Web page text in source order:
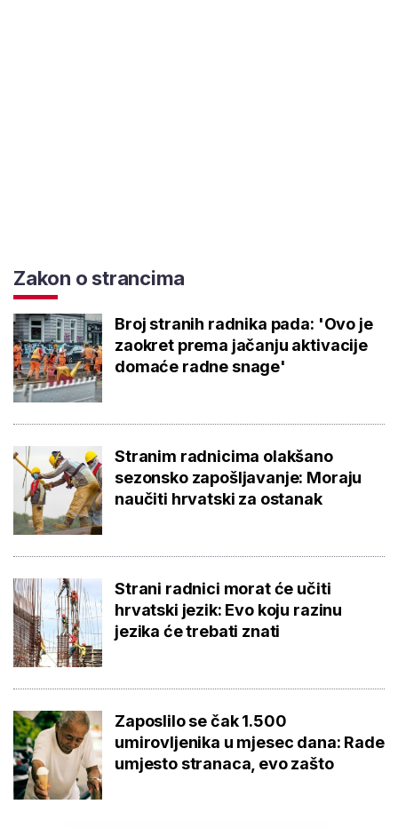
Zakon o strancima
Broj stranih radnika pada: 'Ovo je
zaokret prema jačanju aktivacije
domaće radne snage'
Stranim radnicima olakšano
sezonsko zapošljavanje: Moraju
naučiti hrvatski za ostanak
Strani radnici morat će učiti
hrvatski jezik: Evo koju razinu
jezika će trebati znati
Zaposlilo se čak 1.500
umirovljenika u mjesec dana: Rade
umjesto stranaca, evo zašto